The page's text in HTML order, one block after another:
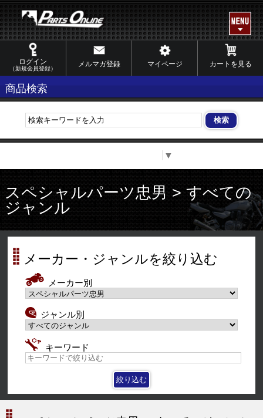
ログイン
（新規会員登録）
メルマガ登録 マイページ カートを見る
商品検索
▼
スペシャルパーツ忠男 > すべての
ジャンル
メーカー・ジャンルを絞り込む
メーカー別
ジャンル別
キーワード